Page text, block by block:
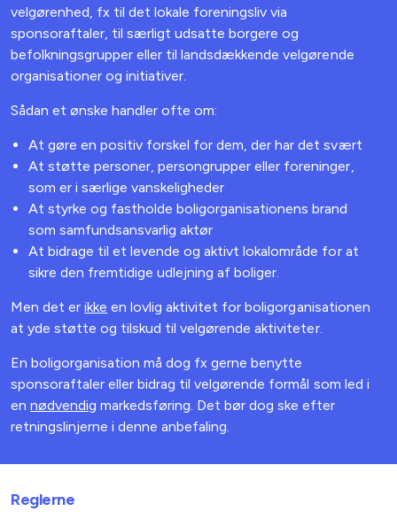
velgørenhed, fx til det lokale foreningsliv via
sponsoraftaler, til særligt udsatte borgere og
befolkningsgrupper eller til landsdækkende velgørende
organisationer og initiativer.
Sådan et ønske handler ofte om:
At gøre en positiv forskel for dem, der har det svært
At støtte personer, persongrupper eller foreninger,
som er i særlige vanskeligheder
At styrke og fastholde boligorganisationens brand
som samfundsansvarlig aktør
At bidrage til et levende og aktivt lokalområde for at
sikre den fremtidige udlejning af boliger.
Men det erikke en lovlig aktivitet for boligorganisationen
at yde støtte og tilskud til velgørende aktiviteter.
En boligorganisation må dog fx gerne benytte
sponsoraftaler eller bidrag til velgørende formål som led i
ennødvendig markedsføring. Det bør dog ske efter
retningslinjerne i denne anbefaling.
Reglerne